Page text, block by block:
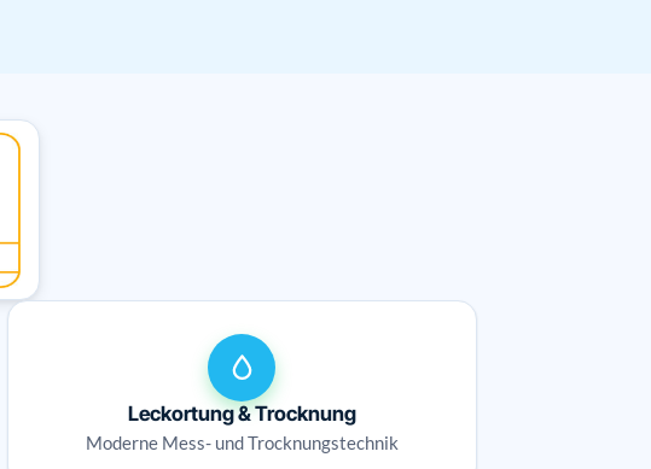
Leckortung & Trocknung
Moderne Mess- und Trocknungstechnik